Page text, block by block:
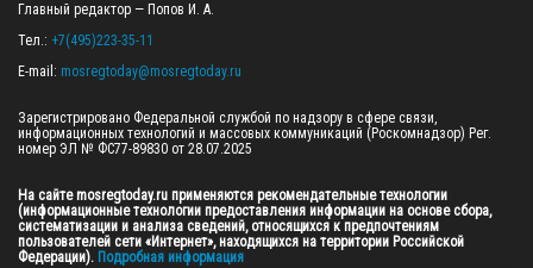
Главный редактор — Попов И. А.
Тел.: +7(495)223-35-11
E-mail: mosregtoday@mosregtoday.ru
Зарегистрировано Федеральной службой по надзору в сфере связи,
информационных технологий и массовых коммуникаций (Роскомнадзор) Рег.
номер ЭЛ № ФС77-89830 от 28.07.2025
На сайте mosregtoday.ru применяются рекомендательные технологии
(информационные технологии предоставления информации на основе сбора,
систематизации и анализа сведений, относящихся к предпочтениям
пользователей сети «Интернет», находящихся на территории Российской
Федерации). Подробная информация